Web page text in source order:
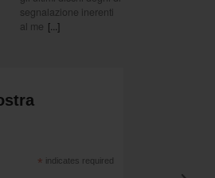
segnalazione inerenti
al me [...]
* indicates required